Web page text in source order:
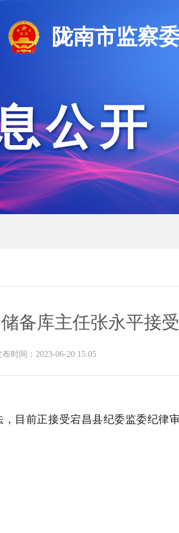
陇南市监察
公开
备库主任张永平接
时间： 2023-06-20 15:05
前正接受宕昌县纪委监委纪律